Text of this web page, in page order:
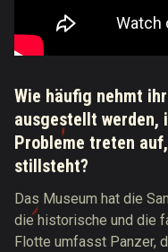
Wie häufig nehmt
ausgestellt werden,
Probleme treten
stillsteht?
Das Museum hat die
die historische und die
Flotte umfasst Panzer,